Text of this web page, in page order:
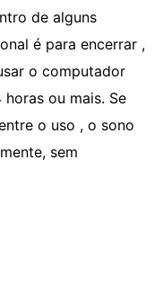
de alguns
é para encerrar ,
o computador
ou mais. Se
o uso , o sono
sem